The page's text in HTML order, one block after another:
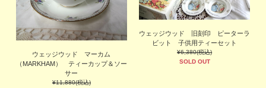
ウェッジウッド マーカム
（MARKHAM） ティーカップ＆ソー
サー
¥11,880(税込)
ウェッジウッド 旧刻印 ピーターラ
ビット 子供用ティーセット
¥6,380(税込)
SOLD OUT